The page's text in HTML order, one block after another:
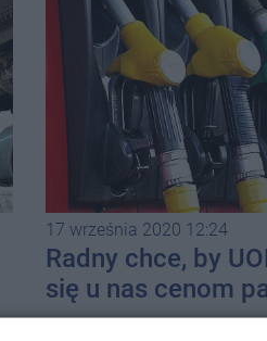
17 września 2020 12:24
Radny chce, by
się u nas cenom